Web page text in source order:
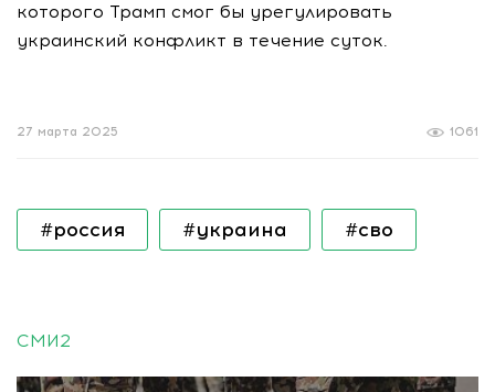
которого Трамп смог бы урегулировать
украинский конфликт в течение суток.
1061
27 марта 2025
#россия #украина #сво
СМИ2